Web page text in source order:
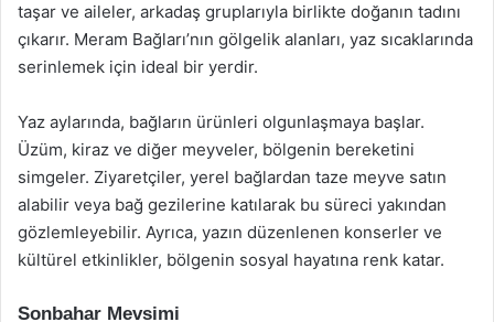
taşar ve aileler, arkadaş gruplarıyla birlikte doğanın tadını
çıkarır. Meram Bağları’nın gölgelik alanları, yaz sıcaklarında
serinlemek için ideal bir yerdir.
Yaz aylarında, bağların ürünleri olgunlaşmaya başlar.
Üzüm, kiraz ve diğer meyveler, bölgenin bereketini
simgeler. Ziyaretçiler, yerel bağlardan taze meyve satın
alabilir veya bağ gezilerine katılarak bu süreci yakından
gözlemleyebilir. Ayrıca, yazın düzenlenen konserler ve
kültürel etkinlikler, bölgenin sosyal hayatına renk katar.
Sonbahar Mevsimi